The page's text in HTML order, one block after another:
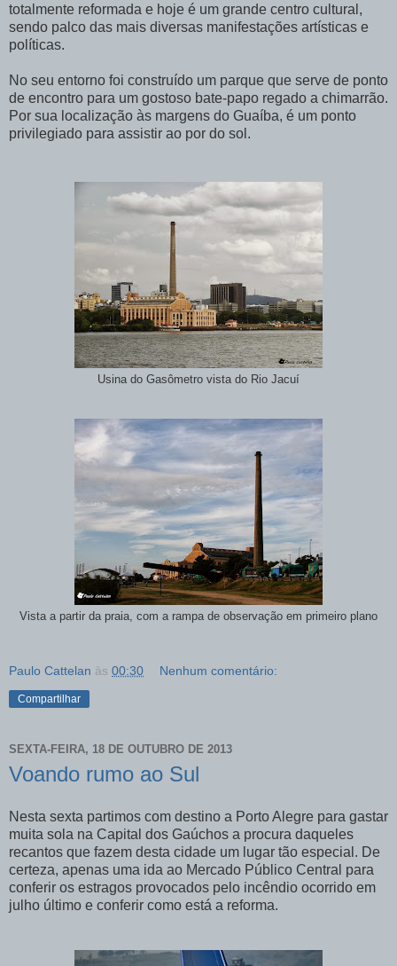
totalmente reformada e hoje é um grande centro cultural,
sendo palco das mais diversas manifestações artísticas e
políticas.
No seu entorno foi construído um parque que serve de ponto
de encontro para um gostoso bate-papo regado a chimarrão.
Por sua localização às margens do Guaíba, é um ponto
privilegiado para assistir ao por do sol.
Usina do Gasômetro vista do Rio Jacuí
Vista a partir da praia, com a rampa de observação em primeiro plano
Paulo Cattelan às 00:30 Nenhum comentário:
Compartilhar
SEXTA-FEIRA, 18 DE OUTUBRO DE 2013
Voando rumo ao Sul
Nesta sexta partimos com destino a Porto Alegre para gastar
muita sola na Capital dos Gaúchos a procura daqueles
recantos que fazem desta cidade um lugar tão especial. De
certeza, apenas uma ida ao Mercado Público Central para
conferir os estragos provocados pelo incêndio ocorrido em
julho último e conferir como está a reforma.